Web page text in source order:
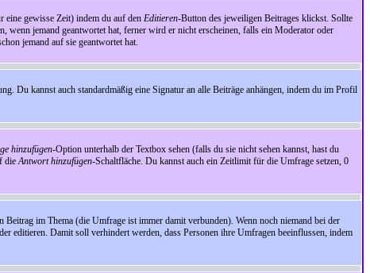
eine gewisse Zeit) indem du auf den Editieren-Button des jeweiligen Beitrages klickst. Sollte
wenn jemand geantwortet hat, ferner wird er nicht erscheinen, falls ein Moderator oder
jemand auf sie geantwortet hat.
Du kannst auch standardmäßig eine Signatur an alle Beiträge anhängen, indem du im Profil
hinzufügen-Option unterhalb der Textbox sehen (falls du sie nicht sehen kannst, hast du
dieAntwort hinzufügen-Schaltfläche. Du kannst auch ein Zeitlimit für die Umfrage setzen, 0
im Thema (die Umfrage ist immer damit verbunden). Wenn noch niemand bei der
editieren. Damit soll verhindert werden, dass Personen ihre Umfragen beeinflussen, indem